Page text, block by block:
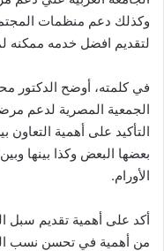
وكذلك دعم منظمات
لتقديم افضل خدمه ممكنه
في كلمته، أوضح الدكتور
الجمعية المصرية لدعم
التأكيد على أهمية
بعضها البعض وكذا بينها
الأورام.
أكد على أهمية تقديم سبل
من أهمية في تحسن نسب